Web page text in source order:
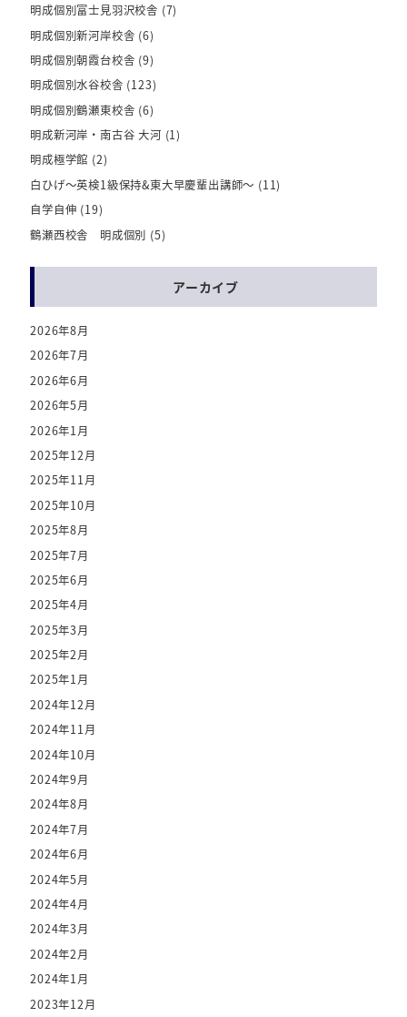
明成個別富士見羽沢校舎 (7)
明成個別新河岸校舎 (6)
明成個別朝霞台校舎 (9)
明成個別水谷校舎 (123)
明成個別鶴瀬東校舎 (6)
明成新河岸・南古谷 大河 (1)
明成極学館 (2)
白ひげ～英検1級保持&東大早慶輩出講師～ (11)
自学自伸 (19)
鶴瀬西校舎 明成個別 (5)
アーカイブ
2026年8月
2026年7月
2026年6月
2026年5月
2026年1月
2025年12月
2025年11月
2025年10月
2025年8月
2025年7月
2025年6月
2025年4月
2025年3月
2025年2月
2025年1月
2024年12月
2024年11月
2024年10月
2024年9月
2024年8月
2024年7月
2024年6月
2024年5月
2024年4月
2024年3月
2024年2月
2024年1月
2023年12月